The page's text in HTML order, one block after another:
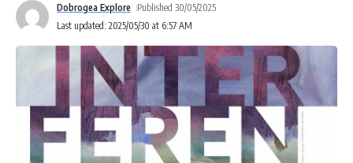
Last updated: 2025/05/30 at 6:57 AM
Dobrogea Explore Published 30/05/2025